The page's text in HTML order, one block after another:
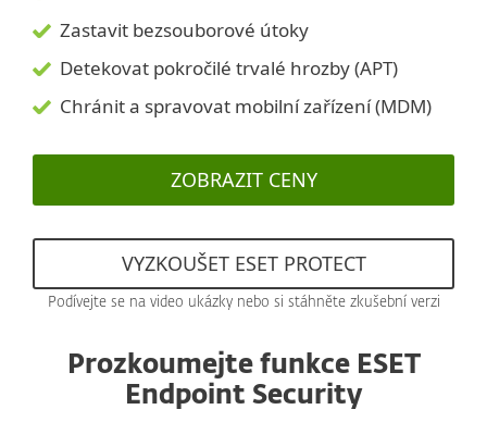
Zastavit bezsouborové útoky
Detekovat pokročilé trvalé hrozby (APT)
Chránit a spravovat mobilní zařízení (MDM)
ZOBRAZIT CENY
VYZKOUŠET ESET PROTECT
Podívejte se na video ukázky nebo si stáhněte zkušební verzi
Prozkoumejte funkce ESET
Endpoint Security